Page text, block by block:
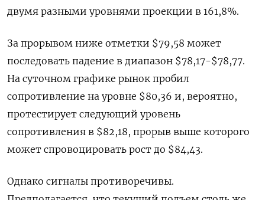
двумя разными уровнями проекции в 161,8%.
За прорывом ниже отметки $79,58 может
последовать падение в диапазон $78,17-$78,77.
На суточном графике рынок пробил
сопротивление на уровне $80,36 и, вероятно,
протестирует следующий уровень
сопротивления в $82,18, прорыв выше которого
может спровоцировать рост до $84,43.
Однако сигналы противоречивы.